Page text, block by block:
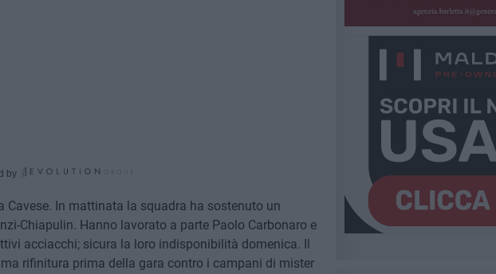
by
In mattinata la squadra ha sostenuto un
Chiapulin. Hanno lavorato a parte Paolo Carbonaro e
acciacchi; sicura la loro indisponibilità domenica. Il
rifinitura prima della gara contro i campani di mister